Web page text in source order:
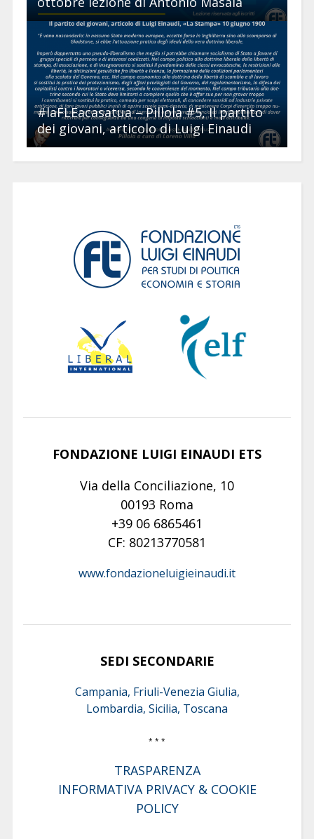
#laFLEacasatua – Pillola #5, Il partito
dei giovani, articolo di Luigi Einaudi
FONDAZIONE LUIGI EINAUDI ETS
Via della Conciliazione, 10
00193 Roma
+39 06 6865461
CF: 80213770581
www.fondazioneluigieinaudi.it
SEDI SECONDARIE
Campania, Friuli-Venezia Giulia,
Lombardia, Sicilia, Toscana
* * *
TRASPARENZA
INFORMATIVA PRIVACY & COOKIE
POLICY